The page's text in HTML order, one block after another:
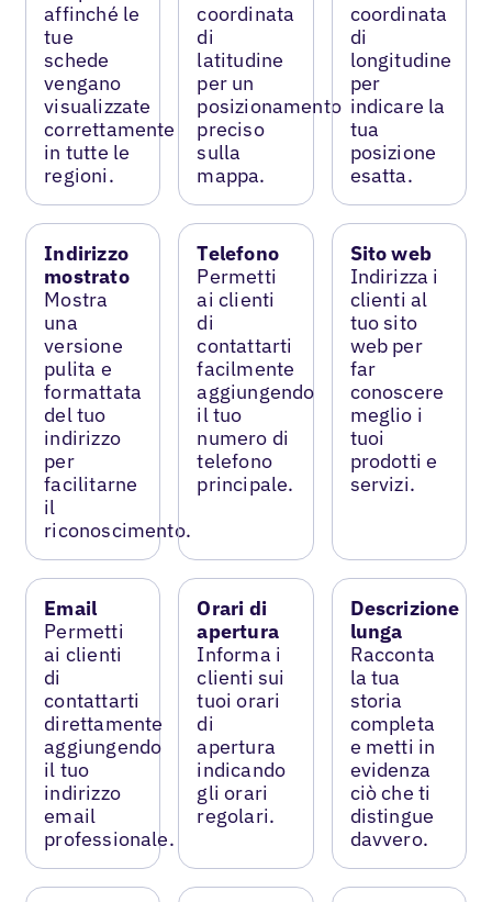
affinché le
tue
schede
vengano
visualizzate
correttamente
in tutte le
regioni.
coordinata
di
latitudine
per un
posizionamento
preciso
sulla
mappa.
coordinata
di
longitudine
per
indicare la
tua
posizione
esatta.
Indirizzo
mostrato
Mostra
una
versione
pulita e
formattata
del tuo
indirizzo
per
facilitarne
il
riconoscimento.
Telefono
Permetti
ai clienti
di
contattarti
facilmente
aggiungendo
il tuo
numero di
telefono
principale.
Sito web
Indirizza i
clienti al
tuo sito
web per
far
conoscere
meglio i
tuoi
prodotti e
servizi.
Email
Permetti
ai clienti
di
contattarti
direttamente
aggiungendo
il tuo
indirizzo
email
professionale.
Orari di
apertura
Informa i
clienti sui
tuoi orari
di
apertura
indicando
gli orari
regolari.
Descrizione
lunga
Racconta
la tua
storia
completa
e metti in
evidenza
ciò che ti
distingue
davvero.